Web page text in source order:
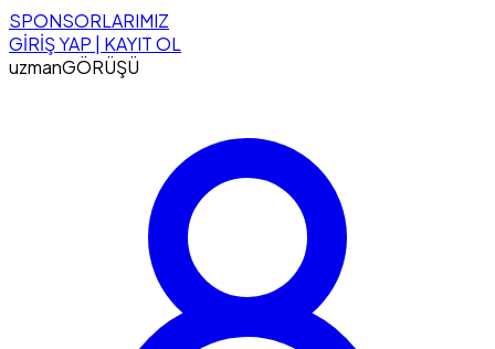
SPONSORLARIMIZ
GİRİŞ YAP | KAYIT OL
uzmanGÖRÜŞÜ